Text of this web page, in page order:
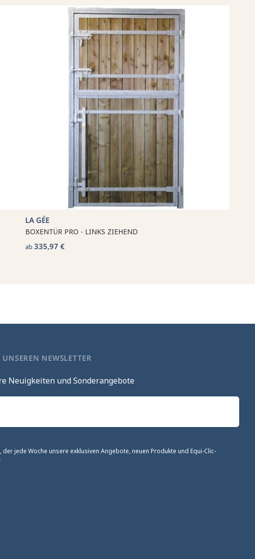
LA GÉE
BOXENTÜR PRO - LINKS ZIEHEND
ab 335,97 €
NEWSLETTER
Neuigkeiten und Sonderangebote
der jede Woche unsere exklusiven Angebote, neuen Produkte und Equi-Clic-